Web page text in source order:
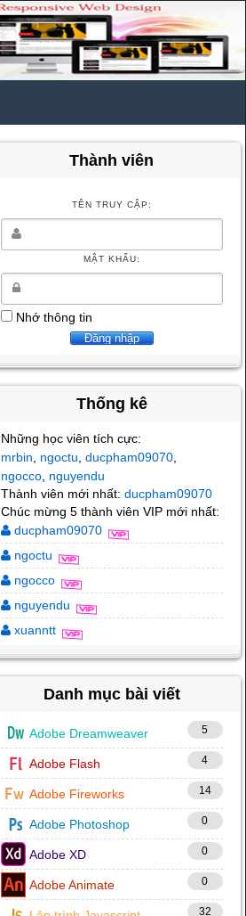
Thành viên
TÊN TRUY CẬP:
MẬT KHẨU:
Nhớ thông tin
Thống kê
Những học viên tích cực:
mrbin ngoctu ducpham09070,
ngocco, nguyendu
Thành viên mới nhất: ducpham09070
Chúc mừng 5 thành viên VIP mới nhất:
ducpham09070
ngoctu
ngocco
nguyendu
xuanntt
Danh mục bài viết
Adobe Dreamweaver 5
Adobe Flash 4
Adobe Fireworks 14
Adobe Photoshop 0
Adobe XD 0
Adobe Animate 0
32